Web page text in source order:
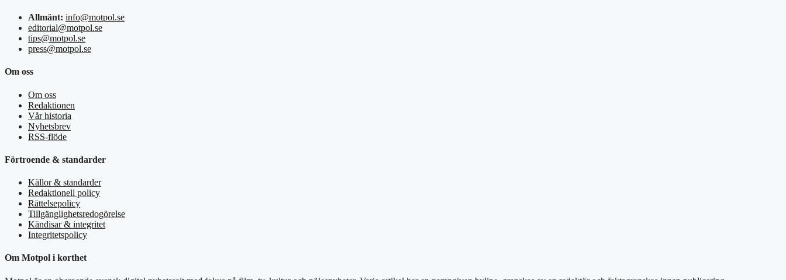
Allmänt: info@motpol.se
editorial@motpol.se
tips@motpol.se
press@motpol.se
Om oss
Om oss
Redaktionen
Vår historia
Nyhetsbrev
RSS-flöde
Förtroende & standarder
Källor & standarder
Redaktionell policy
Rättelsepolicy
Tillgänglighetsredogörelse
Kändisar & integritet
Integritetspolicy
Om Motpol i korthet